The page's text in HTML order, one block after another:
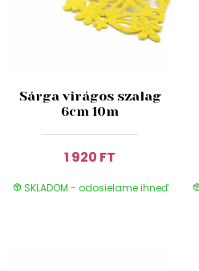
Sárga virágos szalag
6cm 10m
1 920 FT
SKLADOM - odosielame ihneď